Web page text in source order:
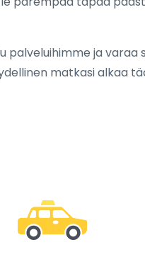
palveluihimme ja varaa
matkasi alkaa